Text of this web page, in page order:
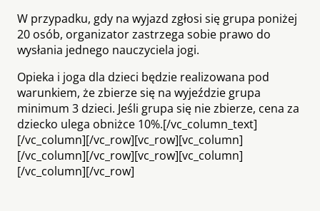
W przypadku, gdy na wyjazd zgłosi się grupa poniżej
20 osób, organizator zastrzega sobie prawo do
wysłania jednego nauczyciela jogi.
Opieka i joga dla dzieci będzie realizowana pod
warunkiem, że zbierze się na wyjeździe grupa
minimum 3 dzieci. Jeśli grupa się nie zbierze, cena za
dziecko ulega obniżce 10%.[/vc_column_text]
[/vc_column][/vc_row][vc_row][vc_column]
[/vc_column][/vc_row][vc_row][vc_column]
[/vc_column][/vc_row]